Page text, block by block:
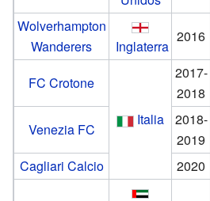
Wolverhampton
Wanderers
Inglaterra
2016
FC Crotone
Italia
2017-
2018
Venezia FC
2018-
2019
Cagliari Calcio
2020